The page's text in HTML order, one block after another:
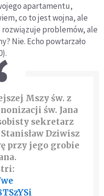
apartamentu,
co to jest wojna, ale
rozwiązuje problemów, ale
Nie. Echo powtarzało
Mszy św. z
św. Jana
sekretarz
Dziwisz
przy jego grobie